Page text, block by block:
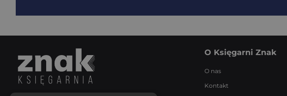
O Księgarni Znak
O nas
Kontakt